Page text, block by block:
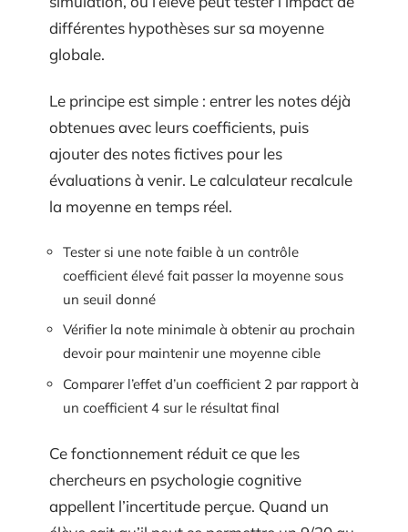
différentes hypothèses sur sa moyenne
globale.
Le principe est simple : entrer les notes déjà
obtenues avec leurs coefficients, puis
ajouter des notes fictives pour les
évaluations à venir. Le calculateur recalcule
la moyenne en temps réel.
Tester si une note faible à un contrôle
coefficient élevé fait passer la moyenne sous
un seuil donné
Vérifier la note minimale à obtenir au prochain
devoir pour maintenir une moyenne cible
Comparer l’effet d’un coefficient 2 par rapport à
un coefficient 4 sur le résultat final
Ce fonctionnement réduit ce que les
chercheurs en psychologie cognitive
appellent l’incertitude perçue. Quand un